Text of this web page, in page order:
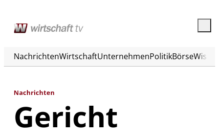
NachrichtenWirtschaftUnternehmenPolitikBörse
Nachrichten
Gericht